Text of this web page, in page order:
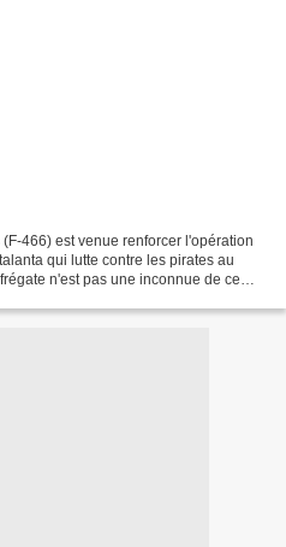
466) est venue renforcer l'opération
qui lutte contre les pirates au
n'est pas une inconnue de ce